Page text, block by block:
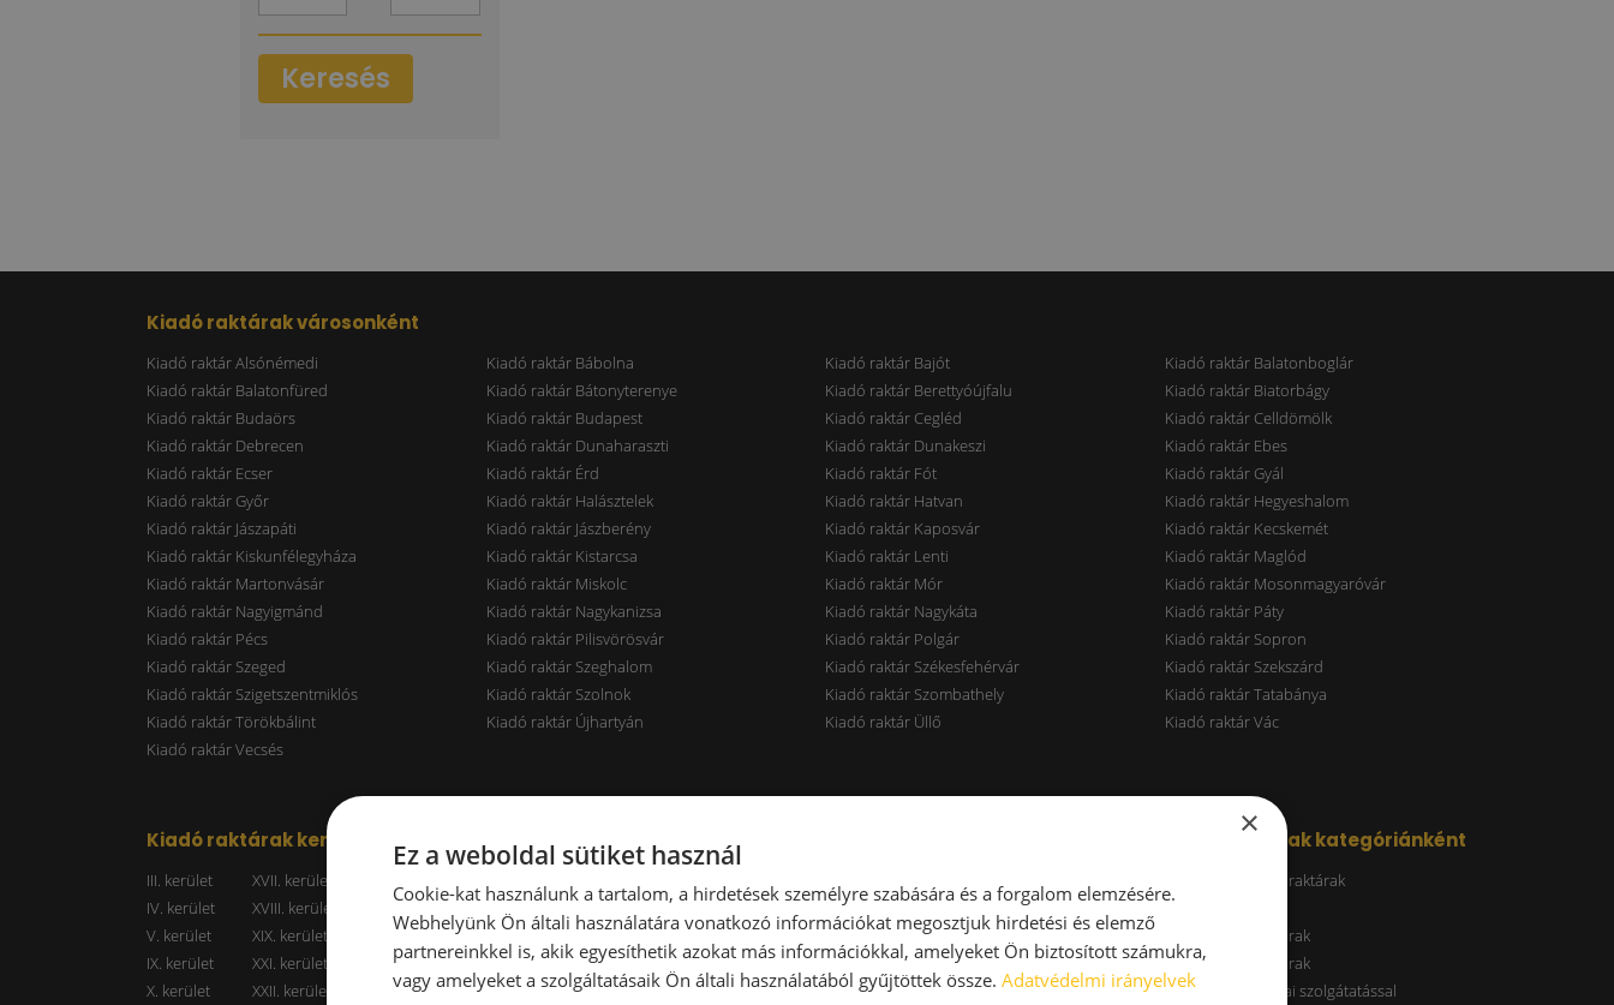
Keresés
Kiadó raktárak városonként
Kiadó raktár Alsónémedi Kiadó raktár Bábolna Kiadó raktár Bajót
Kiadó raktár Balatonboglár
Kiadó raktár Balatonfüred
Kiadó raktár Bátonyterenye Kiadó raktár Berettyóújfalu
Kiadó raktár Biatorbágy
Kiadó raktár Budaörs
Kiadó raktár Budapest Kiadó raktár Cegléd
Kiadó raktár Celldömölk
Kiadó raktár Debrecen
Kiadó raktár Dunaharaszti Kiadó raktár Dunakeszi
Kiadó raktár Ebes
Kiadó raktár Ecser
Kiadó raktár Érd Kiadó raktár Fót
Kiadó raktár Gyál
Kiadó raktár Győr
Kiadó raktár Halásztelek Kiadó raktár Hatvan
Kiadó raktár Hegyeshalom
Kiadó raktár Jászapáti
Kiadó raktár Jászberény Kiadó raktár Kaposvár
Kiadó raktár Kecskemét
Kiadó raktár Kiskunfélegyháza
Kiadó raktár Kistarcsa Kiadó raktár Lenti
Kiadó raktár Maglód
Kiadó raktár Martonvásár
Kiadó raktár Miskolc Kiadó raktár Mór
Kiadó raktár Mosonmagyaróvár
Kiadó raktár Nagyigmánd
Kiadó raktár Nagykanizsa Kiadó raktár Nagykáta
Kiadó raktár Páty
Kiadó raktár Pécs
Kiadó raktár Pilisvörösvár Kiadó raktár Polgár
Kiadó raktár Sopron
Kiadó raktár Szeged
Kiadó raktár Szeghalom Kiadó raktár Székesfehérvár
Kiadó raktár Szekszárd
Kiadó raktár Szigetszentmiklós
Kiadó raktár Szolnok Kiadó raktár Szombathely
Kiadó raktár Tatabánya
Kiadó raktár Törökbálint
Kiadó raktár Újhartyán Kiadó raktár Üllő
Kiadó raktár Vác
Kiadó raktár Vecsés
Kiadó raktárak kerületenként
III. kerület
IV. kerület
V. kerület
IX. kerület
X. kerület
XVII. kerület
XVIII. kerület
XIX. kerület
XXI. kerület
XXII. kerület
Raktárak ár szerint
Kiadó raktár 7-10 EUR
Kiadó raktár 10-14 EUR
Kiadó raktár > 14 EUR
Kiadó raktár 100-300 m2
Kiadó raktár 300-600 m2
Kiadó raktár 600-1000 m2
Kiadó raktár 1000-2000 m2
Kiadó raktárak kategóriánként
Energiatakarékos raktárak
ESG raktár
A kategóriás raktárak
B kategóriás raktárak
Raktárak logisztikai szolgátatással
×
Ez a weboldal sütiket használ
Cookie-kat használunk a tartalom, a hirdetések személyre szabására és a forgalom elemzésére.
Webhelyünk Ön általi használatára vonatkozó információkat megosztjuk hirdetési és elemző
partnereinkkel is, akik egyesíthetik azokat más információkkal, amelyeket Ön biztosított számukra,
vagy amelyeket a szolgáltatásaik Ön általi használatából gyűjtöttek össze. Adatvédelmi irányelvek